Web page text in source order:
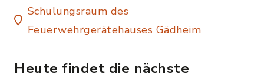
Schulungsraum des
Feuerwehrgerätehauses Gädheim
Heute findet die nächste